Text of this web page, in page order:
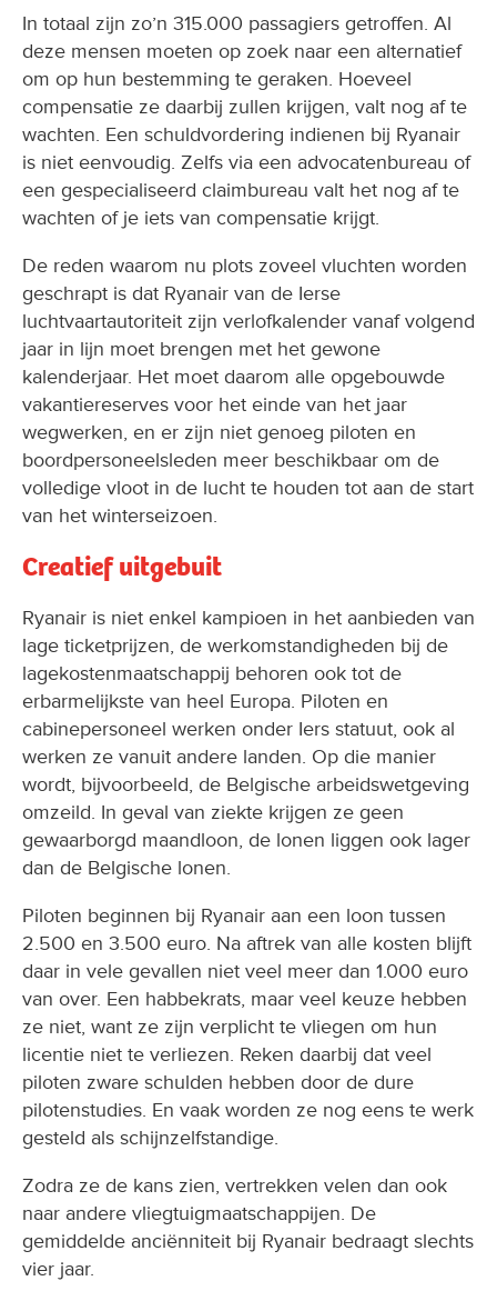
In totaal zijn zo’n 315.000 passagiers getroffen. Al
deze mensen moeten op zoek naar een alternatief
om op hun bestemming te geraken. Hoeveel
compensatie ze daarbij zullen krijgen, valt nog af te
wachten. Een schuldvordering indienen bij Ryanair
is niet eenvoudig. Zelfs via een advocatenbureau of
een gespecialiseerd claimbureau valt het nog af te
wachten of je iets van compensatie krijgt.
De reden waarom nu plots zoveel vluchten worden
geschrapt is dat Ryanair van de Ierse
luchtvaartautoriteit zijn verlofkalender vanaf volgend
jaar in lijn moet brengen met het gewone
kalenderjaar. Het moet daarom alle opgebouwde
vakantiereserves voor het einde van het jaar
wegwerken, en er zijn niet genoeg piloten en
boordpersoneelsleden meer beschikbaar om de
volledige vloot in de lucht te houden tot aan de start
van het winterseizoen.
Creatief uitgebuit
Ryanair is niet enkel kampioen in het aanbieden van
lage ticketprijzen, de werkomstandigheden bij de
lagekostenmaatschappij behoren ook tot de
erbarmelijkste van heel Europa. Piloten en
cabinepersoneel werken onder Iers statuut, ook al
werken ze vanuit andere landen. Op die manier
wordt, bijvoorbeeld, de Belgische arbeidswetgeving
omzeild. In geval van ziekte krijgen ze geen
gewaarborgd maandloon, de lonen liggen ook lager
dan de Belgische lonen.
Piloten beginnen bij Ryanair aan een loon tussen
2.500 en 3.500 euro. Na aftrek van alle kosten blijft
daar in vele gevallen niet veel meer dan 1.000 euro
van over. Een habbekrats, maar veel keuze hebben
ze niet, want ze zijn verplicht te vliegen om hun
licentie niet te verliezen. Reken daarbij dat veel
piloten zware schulden hebben door de dure
pilotenstudies. En vaak worden ze nog eens te werk
gesteld als schijnzelfstandige.
Zodra ze de kans zien, vertrekken velen dan ook
naar andere vliegtuigmaatschappijen. De
gemiddelde anciënniteit bij Ryanair bedraagt slechts
vier jaar.